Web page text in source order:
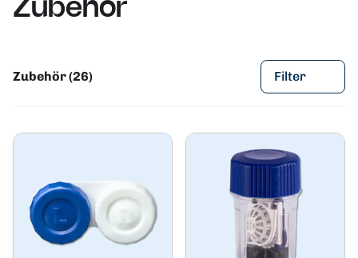
Zubehör
Zubehör (26) Filter